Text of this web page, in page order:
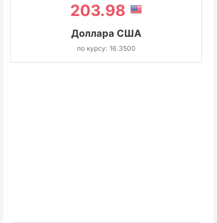
203.98
Доллара США
по курсу: 16.3500